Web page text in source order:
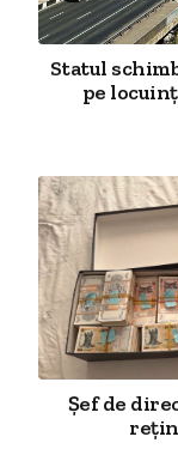
Statul
pe
Șef de